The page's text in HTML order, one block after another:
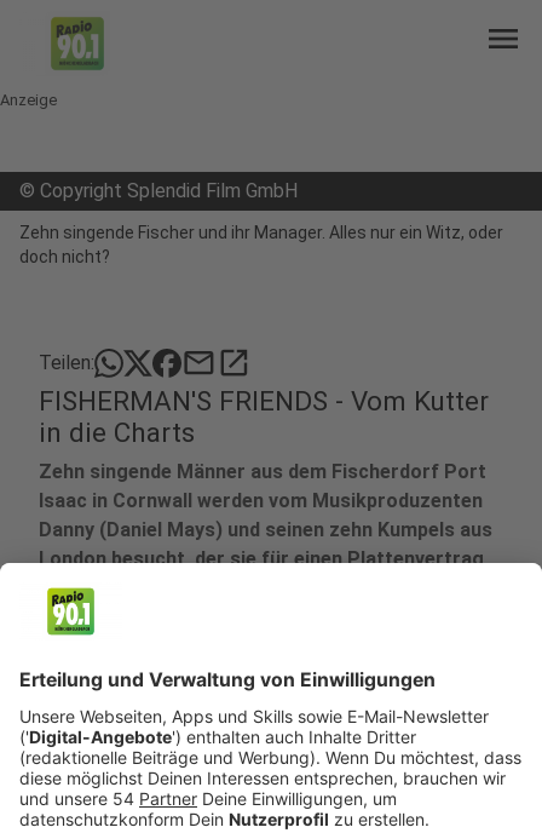
menu
Anzeige
© Copyright Splendid Film GmbH
Zehn singende Fischer und ihr Manager. Alles nur ein Witz, oder
doch nicht?
Teilen: mailopen_in_new
FISHERMAN'S FRIENDS - Vom Kutter
in die Charts
Zehn singende Männer aus dem Fischerdorf Port
Isaac in Cornwall werden vom Musikproduzenten
Danny (Daniel Mays) und seinen zehn Kumpels aus
London besucht, der sie für einen Plattenvertrag
gewinnen möchte. Es stellt sich heraus, dass es
sich bei der Aktion nur um einen Scherz seines
zynische Danny allerdings wirklich daran, dass er
mit der Band einen Hit produzieren könnte. Doch
zuerst fallen Danny und seine Kumpanen im Ort
auf, vor allem negativ. Die Freunde verbringen ein
Junggesellen-Wochenende auf dem Land und
benehmen sich dementsprechend daneben.